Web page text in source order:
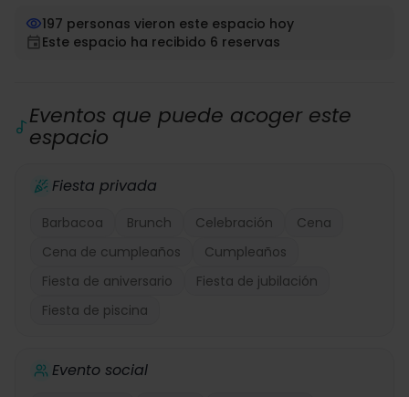
197 personas vieron este espacio hoy
Este espacio ha recibido 6 reservas
Eventos que puede acoger este
espacio
Fiesta privada
Barbacoa Brunch Celebración
Cena
Cena de cumpleaños
Cumpleaños
Fiesta de aniversario
Fiesta de jubilación
Fiesta de piscina
Evento social